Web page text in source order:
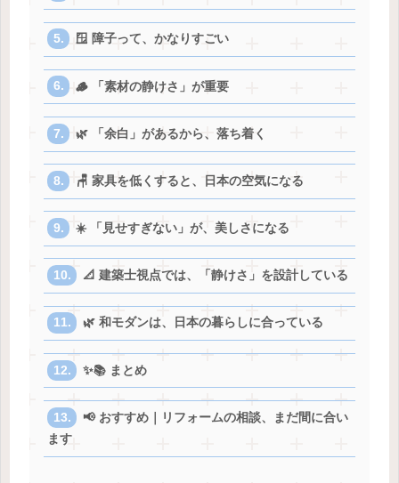
🪟 障子って、かなりすごい
🪵 「素材の静けさ」が重要
🌿 「余白」があるから、落ち着く
🪑 家具を低くすると、日本の空気になる
☀️ 「見せすぎない」が、美しさになる
📐 建築士視点では、「静けさ」を設計している
🌿 和モダンは、日本の暮らしに合っている
✨📚 まとめ
📢 おすすめ｜リフォームの相談、まだ間に合い
ます